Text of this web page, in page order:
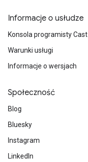
Informacje o usłudze
Konsola programisty Cast
Warunki usługi
Informacje o wersjach
Społeczność
Blog
Bluesky
Instagram
LinkedIn